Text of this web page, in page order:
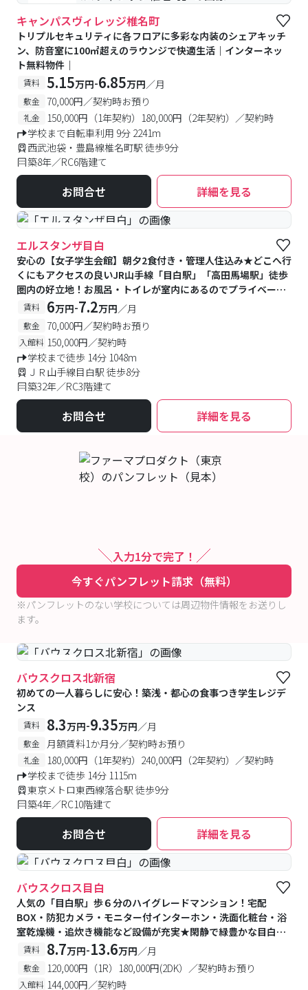
#食事付き
キャンパスヴィレッジ椎名町
トリプルセキュリティに各フロアに多彩な内装のシェアキッチ
ン、防音室に100㎡超えのラウンジで快適生活｜インターネッ
ト無料物件｜
賃料 5.15万円-6.85万円／月
敷金 70,000円／契約時お預り
礼金
150,000円（1年契約）180,000円（2年契約）／契約時
学校まで自転車利用 9分 2241m
西武池袋・豊島線椎名町駅 徒歩9分
築8年／RC6階建て
お問合せ 詳細を見る
#食事付き #女性専用
エルスタンザ目白
安心の【女子学生会館】朝夕2食付き・管理人住込み★どこへ行
くにもアクセスの良いJR山手線「目白駅」「高田馬場駅」徒歩
圏内の好立地！お風呂・トイレが室内にあるのでプライベート
空間も確保可能です♪
賃料 6万円-7.2万円／月
敷金 70,000円／契約時お預り
入館料 150,000円／契約時
学校まで徒歩 14分 1048m
ＪＲ山手線目白駅 徒歩8分
築32年／RC3階建て
お問合せ 詳細を見る
入力1分で完了！
今すぐパンフレット請求（無料）
※パンフレットのない学校については周辺物件情報をお送りし
ます。
#食事付き
バウスクロス北新宿
初めての一人暮らしに安心！築浅・都心の食事つき学生レジデ
ンス
賃料 8.3万円-9.35万円／月
敷金 月額賃料1か月分／契約時お預り
礼金
180,000円（1年契約）240,000円（2年契約）／契約時
学校まで徒歩 14分 1115m
東京メトロ東西線落合駅 徒歩9分
築4年／RC10階建て
お問合せ 詳細を見る
#女性専用フロアあり
バウスクロス目白
人気の「目白駅」歩６分のハイグレードマンション！宅配
BOX・防犯カメラ・モニター付インターホン・洗面化粧台・浴
室乾燥機・追炊き機能など設備が充実★閑静で緑豊かな目白エ
リアは住みやすさ抜群♪
賃料 8.7万円-13.6万円／月
敷金 120,000円（1R）180,000円(2DK）／契約時お預り
入館料 144,000円／契約時